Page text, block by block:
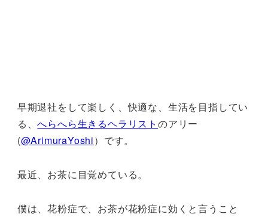
早期退社をして楽しく、快適な、生活を目指してい
る、へらへら生きるヘラリストのアリー
(@ArimuraYoshi）です。
最近、お茶に目覚めている。
僕は、花粉症で、お茶が花粉症に効くと言うこと